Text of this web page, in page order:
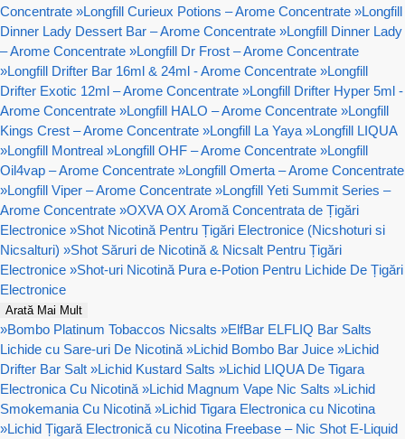
Concentrate »Longfill Curieux Potions – Arome Concentrate »Longfill
Dinner Lady Dessert Bar – Arome Concentrate »Longfill Dinner Lady
– Arome Concentrate »Longfill Dr Frost – Arome Concentrate
»Longfill Drifter Bar 16ml & 24ml - Arome Concentrate »Longfill
Drifter Exotic 12ml – Arome Concentrate »Longfill Drifter Hyper 5ml -
Arome Concentrate »Longfill HALO – Arome Concentrate »Longfill
Kings Crest – Arome Concentrate »Longfill La Yaya »Longfill LIQUA
»Longfill Montreal »Longfill OHF – Arome Concentrate »Longfill
Oil4vap – Arome Concentrate »Longfill Omerta – Arome Concentrate
»Longfill Viper – Arome Concentrate »Longfill Yeti Summit Series –
Arome Concentrate »OXVA OX Aromă Concentrata de Țigări
Electronice »Shot Nicotină Pentru Țigări Electronice (Nicshoturi si
Nicsalturi) »Shot Săruri de Nicotină & Nicsalt Pentru Țigări
Electronice »Shot-uri Nicotină Pura e-Potion Pentru Lichide De Țigări
Electronice
Arată Mai Mult
»Bombo Platinum Tobaccos Nicsalts »ElfBar ELFLIQ Bar Salts
Lichide cu Sare-uri De Nicotină »Lichid Bombo Bar Juice »Lichid
Drifter Bar Salt »Lichid Kustard Salts »Lichid LIQUA De Tigara
Electronica Cu Nicotină »Lichid Magnum Vape Nic Salts »Lichid
Smokemania Cu Nicotină »Lichid Tigara Electronica cu Nicotina
»Lichid Țigară Electronică cu Nicotina Freebase – Nic Shot E-Liquid